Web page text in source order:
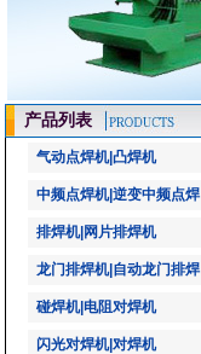
产品列表
气动点焊机|凸焊机
中频点焊机|逆变中频点焊
排焊机|网片排焊机
龙门排焊机|自动龙门排焊
碰焊机|电阻对焊机
闪光对焊机|对焊机